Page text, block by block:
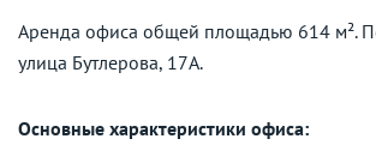
Аренда офиса общей площадью 614 м².
улица Бутлерова, 17А.
Основные характеристики офиса: